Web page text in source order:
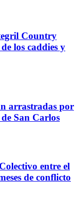
Country
los caddies y
arrastradas por
San Carlos
entre el
de conflicto